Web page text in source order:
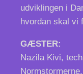
udviklingen i
hvordan skal vi
GÆSTER:
Nazila Kivi,
Normstormerne.